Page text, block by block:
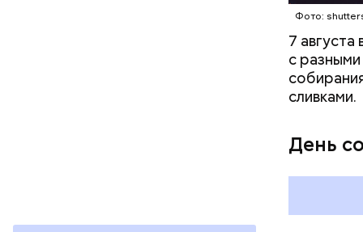
Фото:
7
с
сливками.
День
Вред